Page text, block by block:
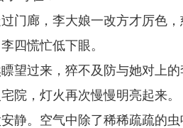
门廊，李大娘一改方才厉色
四慌忙低下眼。
望过来，猝不及防与她对上的
院，灯火再次慢慢明亮起来。
静。空气中除了稀稀疏疏的